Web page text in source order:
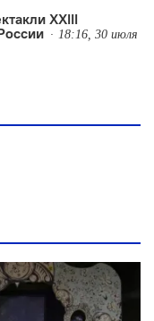
XXIII
18:16, 30 июля